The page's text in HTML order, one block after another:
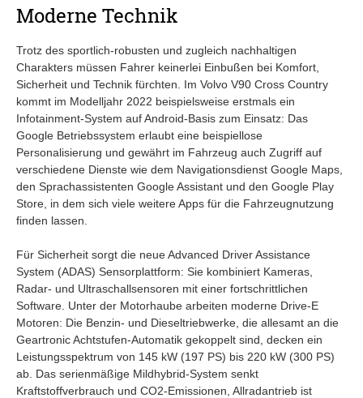
Moderne Technik
Trotz des sportlich-robusten und zugleich nachhaltigen
Charakters müssen Fahrer keinerlei Einbußen bei Komfort,
Sicherheit und Technik fürchten. Im Volvo V90 Cross Country
kommt im Modelljahr 2022 beispielsweise erstmals ein
Infotainment-System auf Android-Basis zum Einsatz: Das
Google Betriebssystem erlaubt eine beispiellose
Personalisierung und gewährt im Fahrzeug auch Zugriff auf
verschiedene Dienste wie dem Navigationsdienst Google Maps,
den Sprachassistenten Google Assistant und den Google Play
Store, in dem sich viele weitere Apps für die Fahrzeugnutzung
finden lassen.
Für Sicherheit sorgt die neue Advanced Driver Assistance
System (ADAS) Sensorplattform: Sie kombiniert Kameras,
Radar- und Ultraschallsensoren mit einer fortschrittlichen
Software. Unter der Motorhaube arbeiten moderne Drive-E
Motoren: Die Benzin- und Dieseltriebwerke, die allesamt an die
Geartronic Achtstufen-Automatik gekoppelt sind, decken ein
Leistungsspektrum von 145 kW (197 PS) bis 220 kW (300 PS)
ab. Das serienmäßige Mildhybrid-System senkt
Kraftstoffverbrauch und CO2-Emissionen, Allradantrieb ist